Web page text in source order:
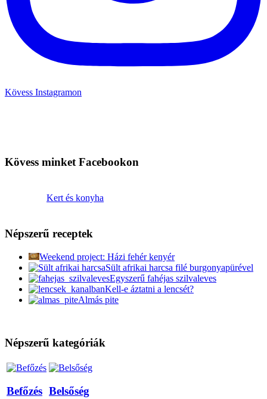
Kövess Instagramon
Kövess minket Facebookon
Kert és konyha
Népszerű receptek
Weekend project: Házi fehér kenyér
Sült afrikai harcsa filé burgonyapürével
Egyszerű fahéjas szilvaleves
Kell-e áztatni a lencsét?
Almás pite
Népszerű kategóriák
Befőzés Belsőség